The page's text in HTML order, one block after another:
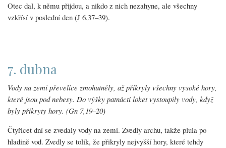
Otec dal, k němu přijdou, a nikdo z nich nezahyne, ale všechny
vzkřísí v poslední den (J 6,37–39).
7. dubna
Vody na zemi převelice zmohutněly, až přikryly všechny vysoké hory,
které jsou pod nebesy. Do výšky patnácti loket vystoupily vody, když
byly přikryty hory. (Gn 7,19–20)
Čtyřicet dní se zvedaly vody na zemi. Zvedly archu, takže plula po
hladině vod. Zvedly se tolik, že přikryly nejvyšší hory, které tehdy